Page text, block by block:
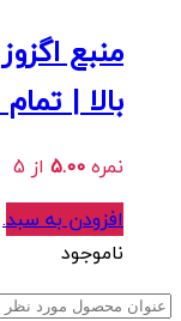
بالا |
نمره5.00 از 5
افزودن به سبد.
ناموجود